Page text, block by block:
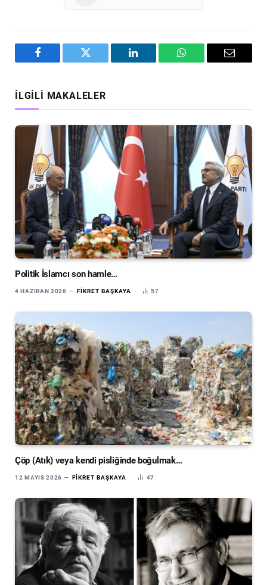
Facebook Twitter LinkedIn WhatsAppEmail
İLGILI MAKALELER
Politik İslamcı son hamle…
4 HAZIRAN 2026 FIKRET BAŞKAYA 57
Çöp (Atık) veya kendi pisliğinde boğulmak…
12 MAYIS 2026 FIKRET BAŞKAYA 47